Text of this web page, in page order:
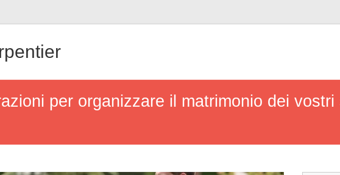
per organizzare il matrimonio dei